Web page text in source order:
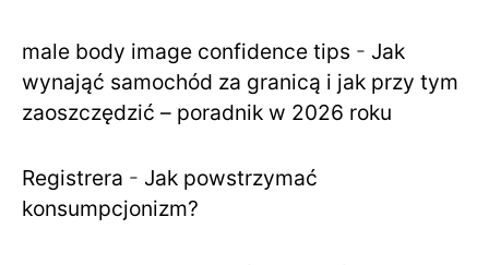
male body image confidence tips - Jak
wynająć samochód za granicą i jak przy tym
zaoszczędzić – poradnik w 2026 roku
Registrera - Jak powstrzymać
konsumpcjonizm?